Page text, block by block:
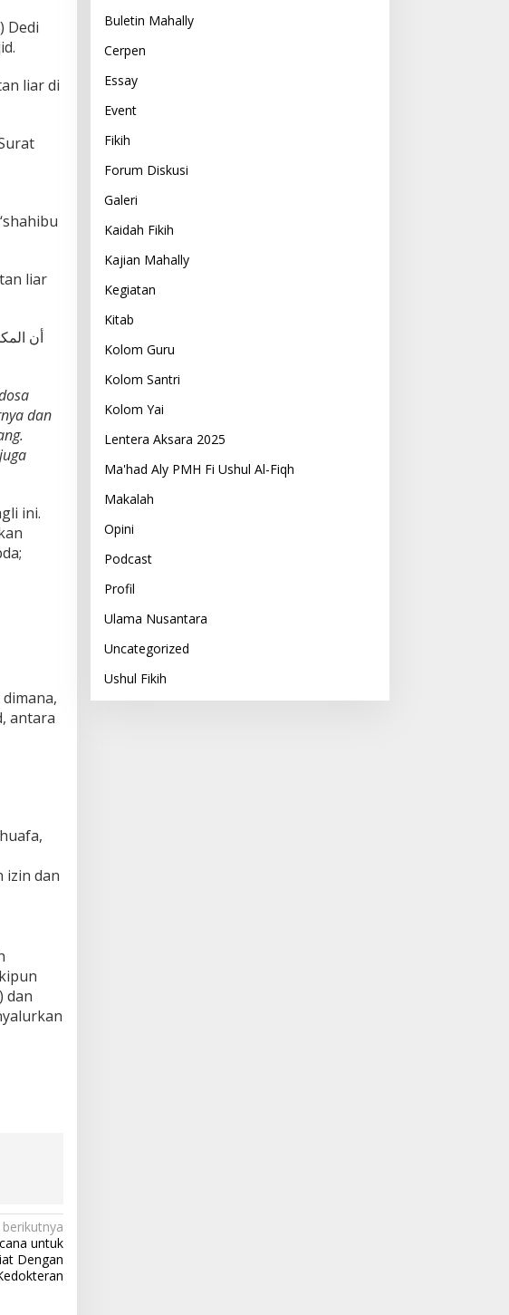
Dedi
liar di
liar
أن
dan
ini.
antara
izin dan
dan
berikutnya
untuk
Dengan
Buletin Mahally
Cerpen
Essay
Event
Fikih
Forum Diskusi
Galeri
Kaidah Fikih
Kajian Mahally
Kegiatan
Kitab
Kolom Guru
Kolom Santri
Kolom Yai
Lentera Aksara 2025
Ma'had Aly PMH Fi Ushul Al-Fiqh
Makalah
Opini
Podcast
Profil
Ulama Nusantara
Uncategorized
Ushul Fikih